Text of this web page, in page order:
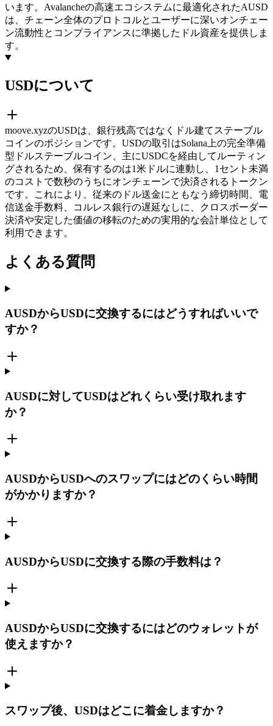
います。Avalancheの高速エコシステムに最適化されたAUSD
は、チェーン全体のプロトコルとユーザーに深いオンチェー
ン流動性とコンプライアンスに準拠したドル資産を提供しま
す。
USDについて
moove.xyzのUSDは、銀行残高ではなくドル建てステーブル
コインのポジションです。USDの取引はSolana上の完全準備
型ドルステーブルコイン、主にUSDCを経由してルーティン
グされるため、保有するのは1米ドルに連動し、1セント未満
のコストで数秒のうちにオンチェーンで決済されるトークン
です。これにより、従来のドル送金にともなう締切時間、電
信送金手数料、コルレス銀行の遅延なしに、クロスボーダー
決済や安定した価値の移転のための実用的な会計単位として
利用できます。
よくある質問
AUSDからUSDに交換するにはどうすればいいで
すか？
AUSDに対してUSDはどれくらい受け取れます
か？
AUSDからUSDへのスワップにはどのくらい時間
がかかりますか？
AUSDからUSDに交換する際の手数料は？
AUSDからUSDに交換するにはどのウォレットが
使えますか？
スワップ後、USDはどこに着金しますか？